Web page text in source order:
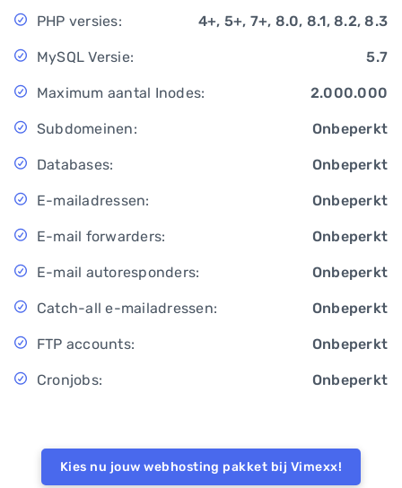
PHP versies: 4+, 5+, 7+, 8.0, 8.1, 8.2, 8.3
MySQL Versie: 5.7
Maximum aantal Inodes: 2.000.000
Subdomeinen: Onbeperkt
Databases: Onbeperkt
E-mailadressen: Onbeperkt
E-mail forwarders: Onbeperkt
E-mail autoresponders: Onbeperkt
Catch-all e-mailadressen: Onbeperkt
FTP accounts: Onbeperkt
Cronjobs: Onbeperkt
Kies nu jouw webhosting pakket bij Vimexx!